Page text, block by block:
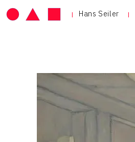
Hans Seiler